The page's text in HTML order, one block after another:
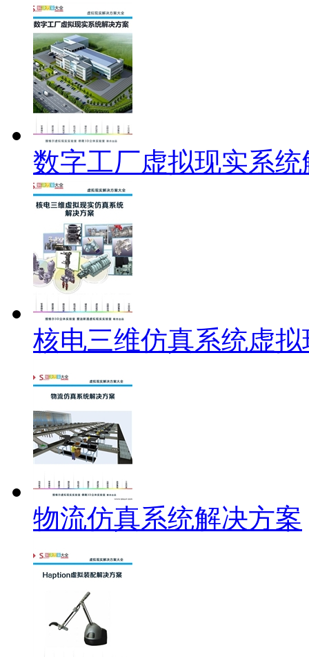
数字工厂虚拟现实系
核电三维仿真系统虚
物流仿真系统解决方案